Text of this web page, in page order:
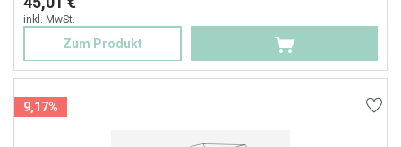
inkl. MwSt.
Zum Produkt
9,17%